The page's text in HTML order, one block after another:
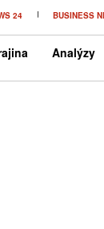
24 BUSINESS
Analýzy